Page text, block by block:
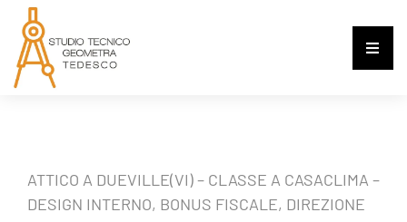
ATTICO A DUEVILLE(VI) – CLASSE A CASACLIMA –
DESIGN INTERNO, BONUS FISCALE, DIREZIONE